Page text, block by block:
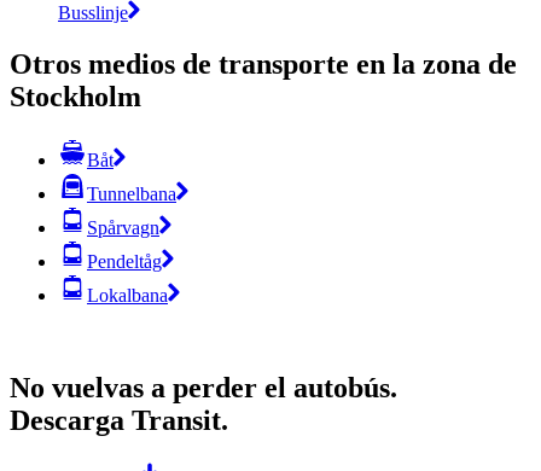
Busslinje
Otros medios de transporte en la zona de
Stockholm
Båt
Tunnelbana
Spårvagn
Pendeltåg
Lokalbana
No vuelvas a perder el autobús.
Descarga Transit.